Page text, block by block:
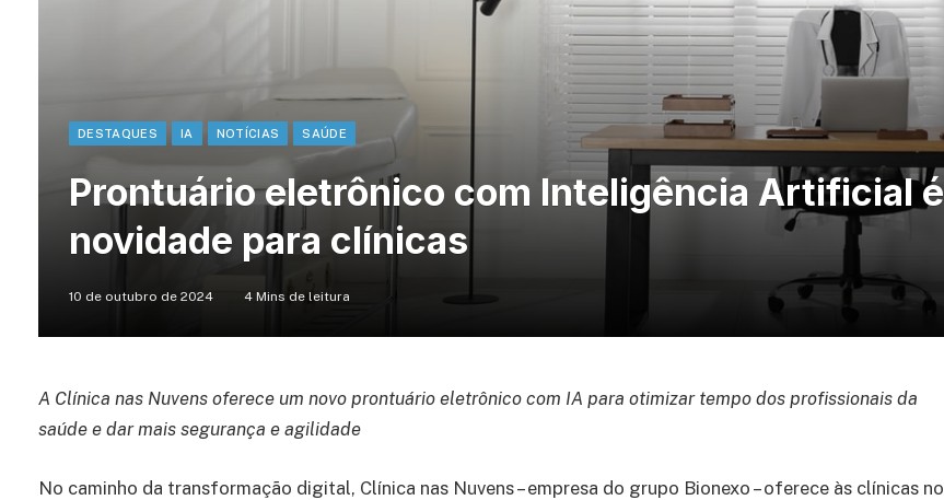
DESTAQUES IA NOTÍCIAS SAÚDE
Prontuário eletrônico com Inteligência Artificial é
novidade para clínicas
10 de outubro de 2024 4 Mins de leitura
A Clínica nas Nuvens oferece um novo prontuário eletrônico com IA para otimizar tempo dos profissionais da
saúde e dar mais segurança e agilidade
No caminho da transformação digital, Clínica nas Nuvens – empresa do grupo Bionexo – oferece às clínicas no